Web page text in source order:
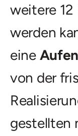
weitere
werden
eine
von der
gestellten